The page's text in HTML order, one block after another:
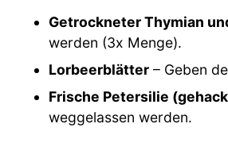
Getrockneter Thymian
werden (3x Menge).
Lorbeerblätter – Geben
Frische Petersilie
weggelassen werden.